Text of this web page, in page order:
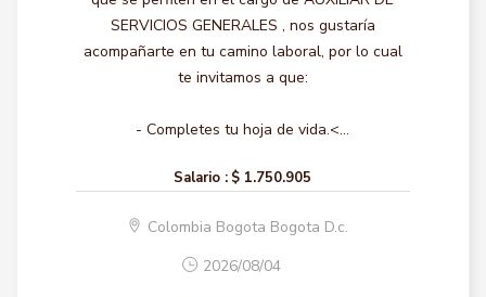
SERVICIOS GENERALES , nos gustaría
acompañarte en tu camino laboral, por lo cual
te invitamos a que:
- Completes tu hoja de vida.<...
Salario : $ 1.750.905
Colombia Bogota Bogota D.c.
2026/08/04